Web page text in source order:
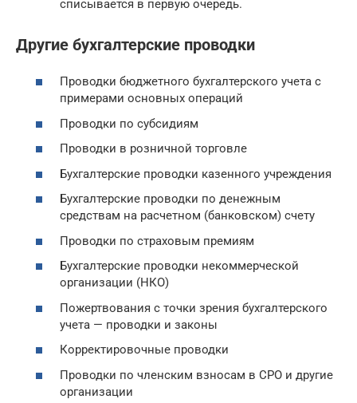
списывается в первую очередь.
Другие бухгалтерские проводки
Проводки бюджетного бухгалтерского учета с
примерами основных операций
Проводки по субсидиям
Проводки в розничной торговле
Бухгалтерские проводки казенного учреждения
Бухгалтерские проводки по денежным
средствам на расчетном (банковском) счету
Проводки по страховым премиям
Бухгалтерские проводки некоммерческой
организации (НКО)
Пожертвования с точки зрения бухгалтерского
учета — проводки и законы
Корректировочные проводки
Проводки по членским взносам в СРО и другие
организации